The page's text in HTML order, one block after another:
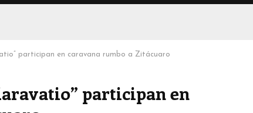
participan en caravana rumbo a Zitácuaro
participan en